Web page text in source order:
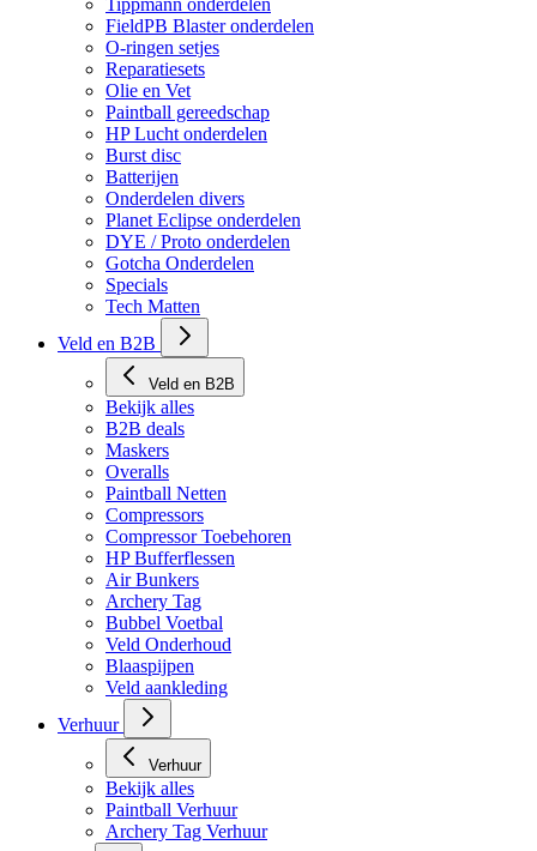
Bekijk alles
Tippmann onderdelen
FieldPB Blaster onderdelen
O-ringen setjes
Reparatiesets
Olie en Vet
Paintball gereedschap
HP Lucht onderdelen
Burst disc
Batterijen
Onderdelen divers
Planet Eclipse onderdelen
DYE / Proto onderdelen
Gotcha Onderdelen
Specials
Tech Matten
Veld en B2B
Veld en B2B
Bekijk alles
B2B deals
Maskers
Overalls
Paintball Netten
Compressors
Compressor Toebehoren
HP Bufferflessen
Air Bunkers
Archery Tag
Bubbel Voetbal
Veld Onderhoud
Blaaspijpen
Veld aankleding
Verhuur
Bekijk alles
Paintball Verhuur